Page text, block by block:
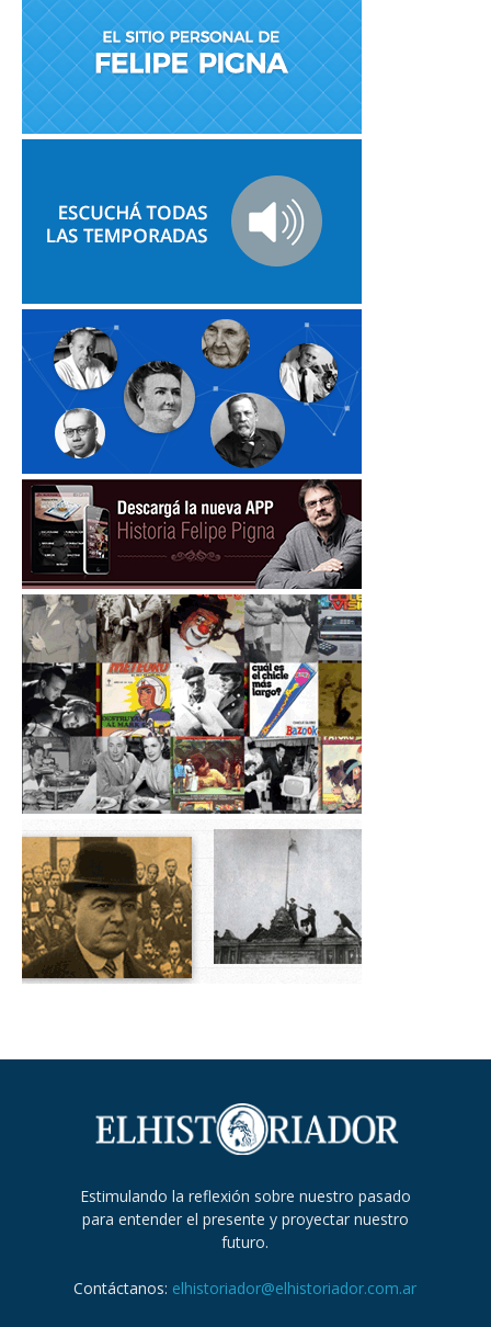
Estimulando la reflexión sobre nuestro pasado
para entender el presente y proyectar nuestro
futuro.
Contáctanos: elhistoriador@elhistoriador.com.ar